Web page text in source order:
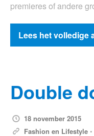
premieres of andere
Lees het volledige
Double
18 november 2015
Fashion en Lifestyle •